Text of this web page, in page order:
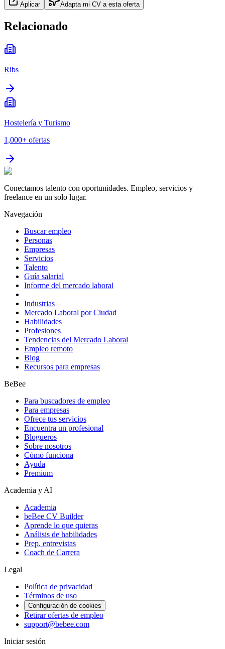
Aplicar Adapta mi CV a esta oferta
Relacionado
Ribs
Hostelería y Turismo
1,000+ ofertas
Conectamos talento con oportunidades. Empleo, servicios y
freelance en un solo lugar.
Navegación
Buscar empleo
Personas
Empresas
Servicios
Talento
Guía salarial
Informe del mercado laboral
Industrias
Mercado Laboral por Ciudad
Habilidades
Profesiones
Tendencias del Mercado Laboral
Empleo remoto
Blog
Recursos para empresas
BeBee
Para buscadores de empleo
Para empresas
Ofrece tus servicios
Encuentra un profesional
Blogueros
Sobre nosotros
Cómo funciona
Ayuda
Premium
Academia y AI
Academia
beBee CV Builder
Aprende lo que quieras
Análisis de habilidades
Prep. entrevistas
Coach de Carrera
Legal
Política de privacidad
Términos de uso
Configuración de cookies
Retirar ofertas de empleo
support@bebee.com
Iniciar sesión